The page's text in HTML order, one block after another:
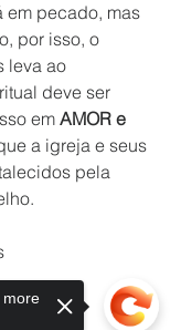
em pecado, mas
por isso, o
leva ao
deve ser
em AMOR e
a igreja e seus
pela
more